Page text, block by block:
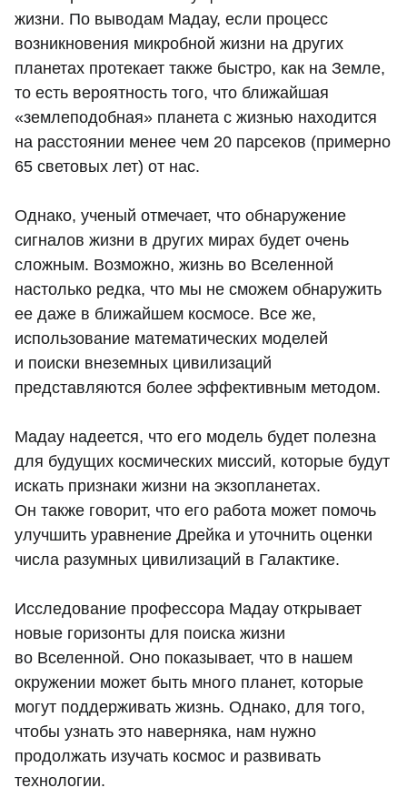
жизни. По выводам Мадау, если процесс
возникновения микробной жизни на других
планетах протекает также быстро, как на Земле,
то есть вероятность того, что ближайшая
«землеподобная» планета с жизнью находится
на расстоянии менее чем 20 парсеков (примерно
65 световых лет) от нас.
Однако, ученый отмечает, что обнаружение
сигналов жизни в других мирах будет очень
сложным. Возможно, жизнь во Вселенной
настолько редка, что мы не сможем обнаружить
ее даже в ближайшем космосе. Все же,
использование математических моделей
и поиски внеземных цивилизаций
представляются более эффективным методом.
Мадау надеется, что его модель будет полезна
для будущих космических миссий, которые будут
искать признаки жизни на экзопланетах.
Он также говорит, что его работа может помочь
улучшить уравнение Дрейка и уточнить оценки
числа разумных цивилизаций в Галактике.
Исследование профессора Мадау открывает
новые горизонты для поиска жизни
во Вселенной. Оно показывает, что в нашем
окружении может быть много планет, которые
могут поддерживать жизнь. Однако, для того,
чтобы узнать это наверняка, нам нужно
продолжать изучать космос и развивать
технологии.